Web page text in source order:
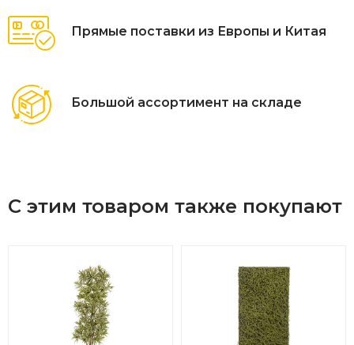
Прямые поставки из Европы и Китая
Большой ассортимент на складе
С этим товаром также покупают